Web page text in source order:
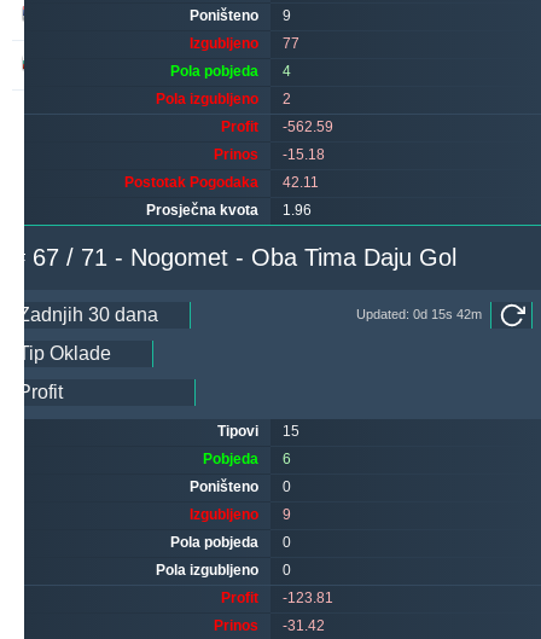
Poništeno
Izgubljeno
Pola pobjeda
Pola izgubljeno
9
77
4
2
Profit
Prinos
Postotak Pogodaka
Prosječna kvota
-562.59
-15.18
42.11
1.96
# 67 / 71 - Nogomet - Oba Tima Daju Gol
Updated: 0d 15s 42m
Tipovi
Pobjeda
Poništeno
Izgubljeno
Pola pobjeda
Pola izgubljeno
15
6
0
9
0
0
Profit
Prinos
-123.81
-31.42
5
1